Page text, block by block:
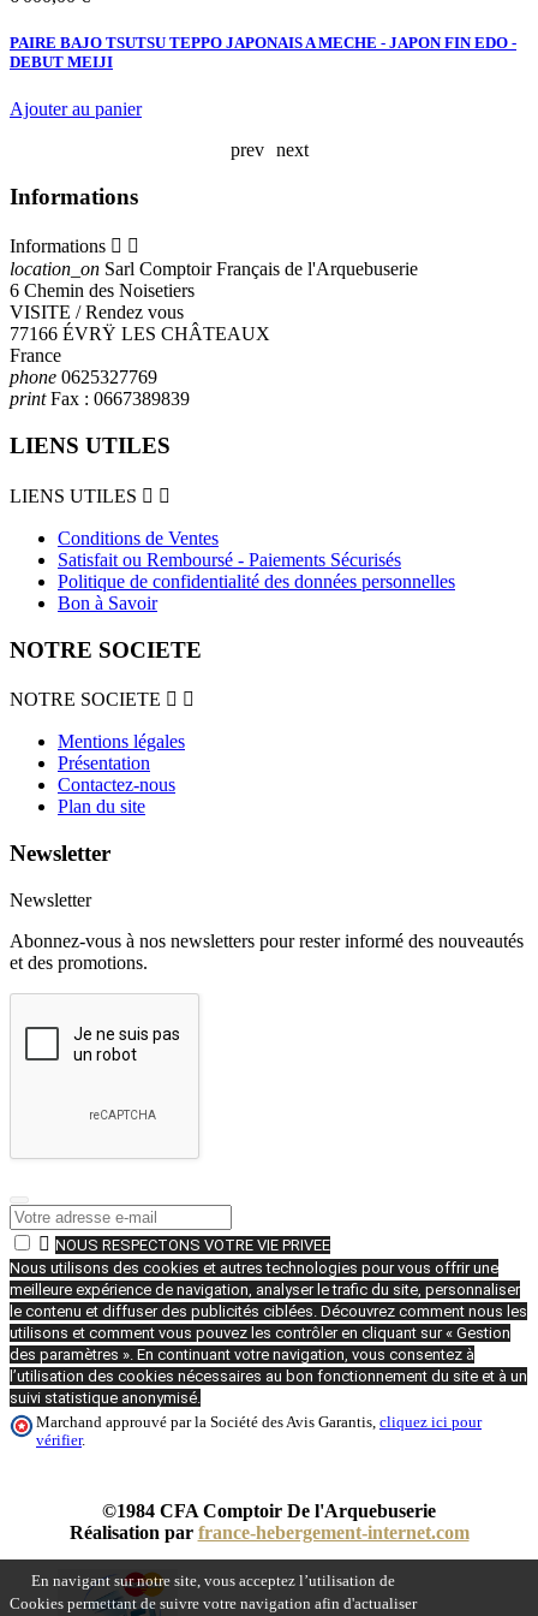
En navigant sur notre site, vous acceptez l’utilisation de
Cookies permettant de suivre votre navigation afin d'actualiser
PAIRE BAJO TSUTSU TEPPO JAPONAIS A MECHE - JAPON FIN EDO -
DEBUT MEIJI
Ajouter au panier
prev
next
Informations
Informations  
location_on Sarl Comptoir Français de l'Arquebuserie
6 Chemin des Noisetiers
VISITE / Rendez vous
77166 ÉVRŸ LES CHÂTEAUX
France
phone 0625327769
printFax : 0667389839
LIENS UTILES
LIENS UTILES  
Conditions de Ventes
Satisfait ou Remboursé - Paiements Sécurisés
Politique de confidentialité des données personnelles
Bon à Savoir
NOTRE SOCIETE
NOTRE SOCIETE  
Mentions légales
Présentation
Contactez-nous
Plan du site
Newsletter
Newsletter
Abonnez-vous à nos newsletters pour rester informé des nouveautés
et des promotions.
 NOUS RESPECTONS VOTRE VIE PRIVEE
Nous utilisons des cookies et autres technologies pour vous offrir une
meilleure expérience de navigation, analyser le trafic du site, personnaliser
le contenu et diffuser des publicités ciblées. Découvrez comment nous les
utilisons et comment vous pouvez les contrôler en cliquant sur « Gestion
des paramètres ». En continuant votre navigation, vous consentez à
l’utilisation des cookies nécessaires au bon fonctionnement du site et à un
suivi statistique anonymisé.
Marchand approuvé par la Société des Avis Garantis, cliquez ici pour
vérifier.
©1984 CFA Comptoir De l'Arquebuserie
Réalisation par france-hebergement-internet.com